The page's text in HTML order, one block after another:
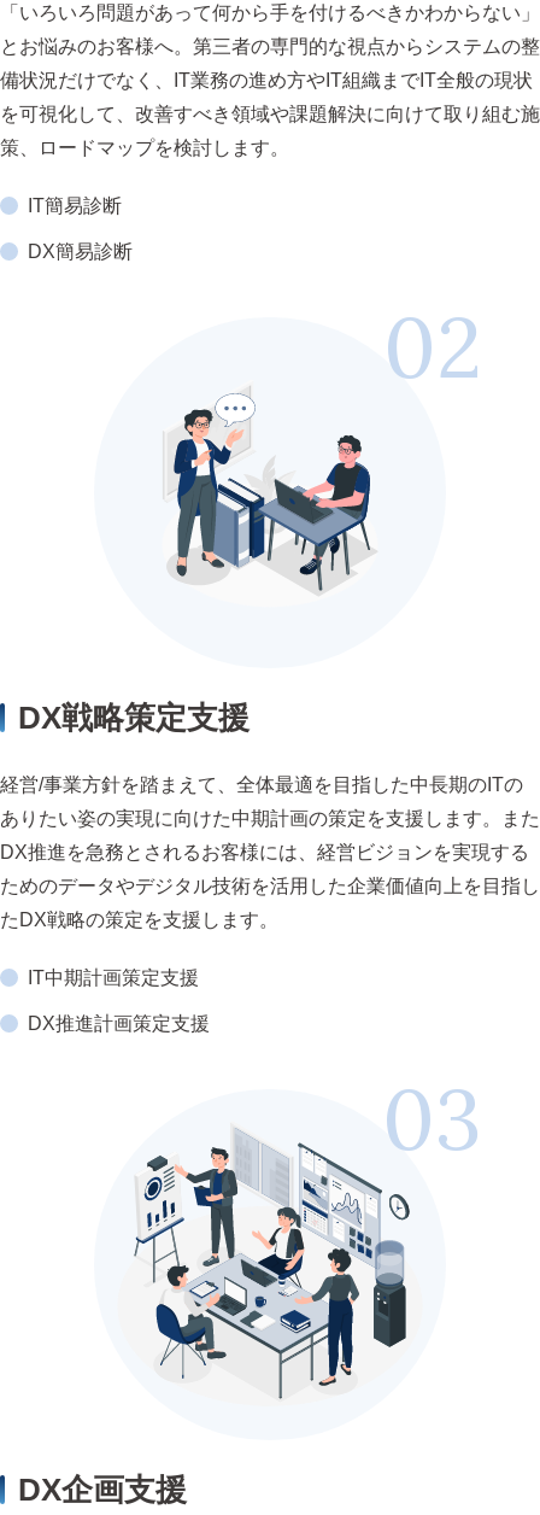
「いろいろ問題があって何から手を付けるべきかわからない」
とお悩みのお客様へ。第三者の専門的な視点からシステムの整
備状況だけでなく、IT業務の進め方やIT組織までIT全般の現状
を可視化して、改善すべき領域や課題解決に向けて取り組む施
策、ロードマップを検討します。
IT簡易診断
DX簡易診断
DX戦略策定支援
経営/事業方針を踏まえて、全体最適を目指した中長期のITの
ありたい姿の実現に向けた中期計画の策定を支援します。また
DX推進を急務とされるお客様には、経営ビジョンを実現する
ためのデータやデジタル技術を活用した企業価値向上を目指し
たDX戦略の策定を支援します。
IT中期計画策定支援
DX推進計画策定支援
DX企画支援